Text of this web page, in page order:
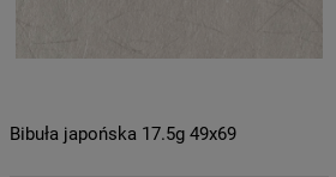
Bibuła japońska 17.5g 49x69